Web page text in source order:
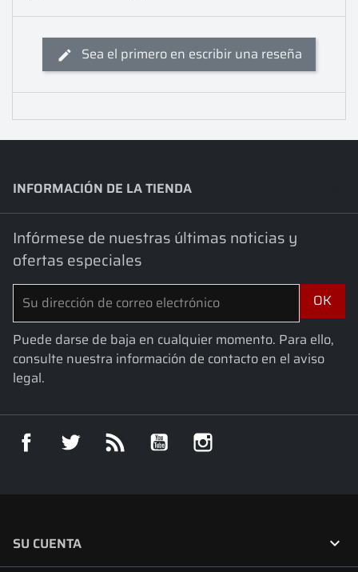
Sea el primero en escribir una reseña
INFORMACIÓN DE LA TIENDA
Infórmese de nuestras últimas noticias y
ofertas especiales
Puede darse de baja en cualquier momento. Para ello,
consulte nuestra información de contacto en el aviso
legal.
Facebook Twitter YouTube
SU CUENTA 